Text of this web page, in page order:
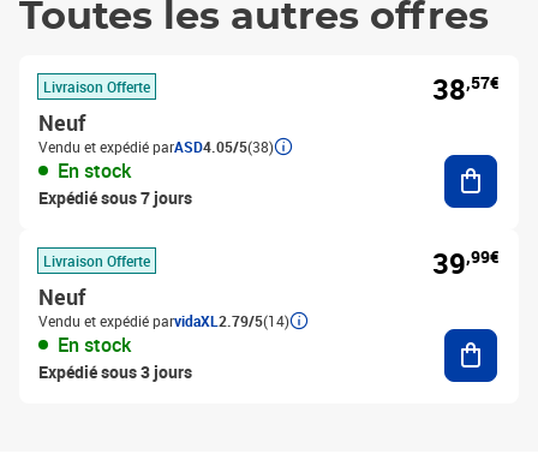
Toutes les autres offres
Livraison Offerte
Neuf
Vendu et expédié parASD4.05/5(38)
En stock
Expédié sous 7 jours
38,57€
Livraison Offerte
Neuf
Vendu et expédié parvidaXL 2.79/5(14)
En stock
Expédié sous 3 jours
39,99€